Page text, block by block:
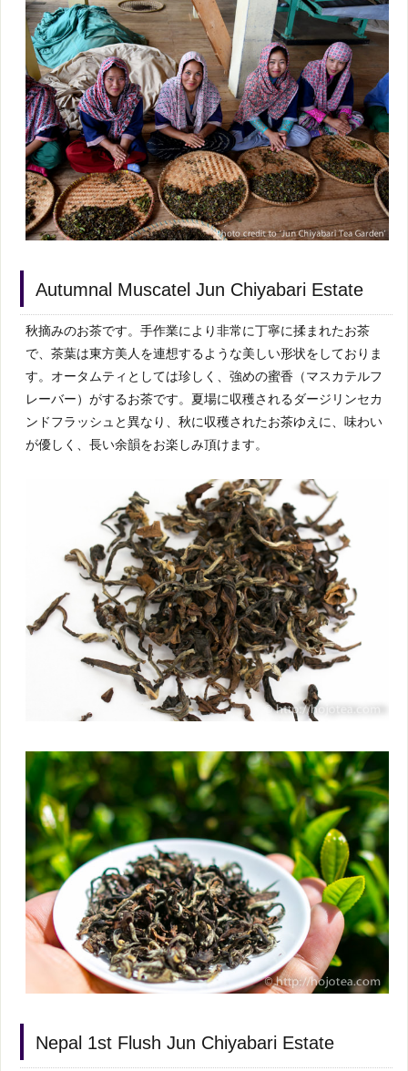
Autumnal Muscatel Jun Chiyabari Estate
秋摘みのお茶です。手作業により非常に丁寧に揉まれたお茶
で、茶葉は東方美人を連想するような美しい形状をしておりま
す。オータムティとしては珍しく、強めの蜜香（マスカテルフ
レーバー）がするお茶です。夏場に収穫されるダージリンセカ
ンドフラッシュと異なり、秋に収穫されたお茶ゆえに、味わい
が優しく、長い余韻をお楽しみ頂けます。
Nepal 1st Flush Jun Chiyabari Estate